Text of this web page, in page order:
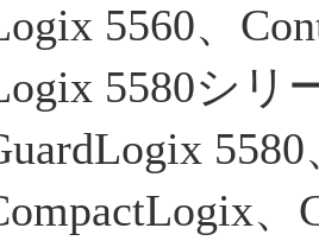
5560、
5580シリ
、